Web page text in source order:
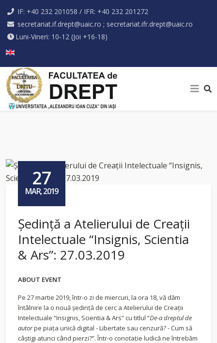
IF: +40 232 201058 / IFR: +40 232 201272
secretariat.if.drept@uaic.ro ; secretariat.ifr.drept@uaic.ro
Luni-Vineri: 10-12 (Joi +16-18)
27
MAR, 2019
Şedință a Atelierului de Creaţii
Intelectuale “Insignis, Scientia
& Ars”: 27.03.2019
ABOUT EVENT
Pe 27 martie 2019, într-o zi de miercuri, la ora 18, vă dăm
întâlnire la o nouă ședință de cerc a Atelierului de Creaţii
Intelectuale “Insignis, Scientia & Ars” cu titlul “De-a dreptul de
autorpe piaţa unică digital - Libertate sau cenzură? - Cum să
câştigi atunci când pierzi?”. Într-o conotaţie ludică ne întrebăm